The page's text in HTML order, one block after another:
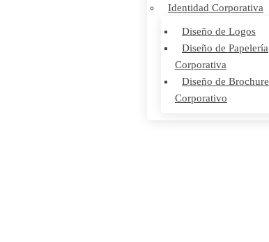
Identidad Corporativa
Diseño de Logos
Diseño de Papelería
Corporativa
Diseño de Brochure
Corporativo